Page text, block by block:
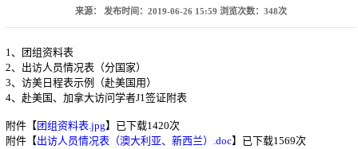
来源： 发布时间：2019-06-26 15:59 浏览次数： 348次
1、团组资料表
2、出访人员情况表（分国家）
3、访美日程表示例（赴美国用）
4、赴美国、加拿大访问学者J1签证附表
附件【 团组资料表.jpg】已下载1420次
附件【出访人员情况表（澳大利亚、新西兰）.doc】已下载1569次